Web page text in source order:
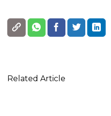
Related Article